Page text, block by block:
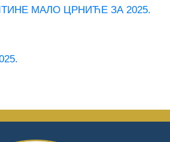
МАЛО ЦРНИЋЕ ЗА 2025.